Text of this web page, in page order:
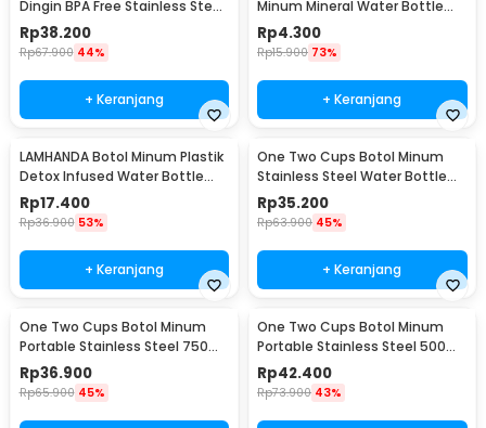
Dingin BPA Free Stainless Steel
350ml - HS-6983
Rp38.200
Rp67.900 44%
+ Keranjang
Minum Mineral Water Bottle
Belt Hanger - 3330
Rp4.300
Rp15.900 73%
+ Keranjang
LAMHANDA Botol Minum Plastik
Detox Infused Water Bottle
BPA Free 1L - QWF236
Rp17.400
Rp36.900 53%
+ Keranjang
One Two Cups Botol Minum
Stainless Steel Water Bottle
300ml - YM006
Rp35.200
Rp63.900 45%
+ Keranjang
One Two Cups Botol Minum
Portable Stainless Steel 750ml
- YM006
Rp36.900
Rp65.900 45%
One Two Cups Botol Minum
Portable Stainless Steel 500ml
- YM006
Rp42.400
Rp73.900 43%